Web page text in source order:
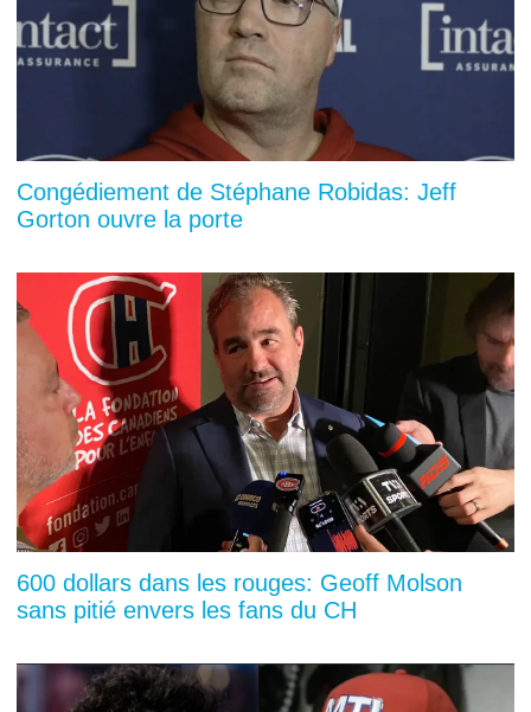
Congédiement de Stéphane Robidas: Jeff
Gorton ouvre la porte
600 dollars dans les rouges: Geoff Molson
sans pitié envers les fans du CH